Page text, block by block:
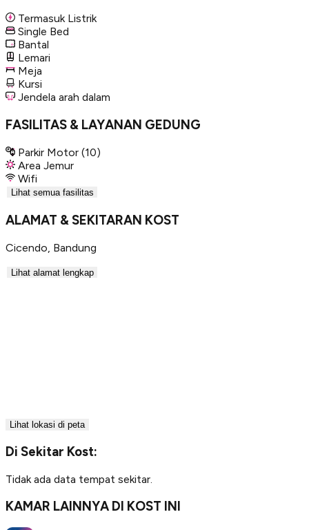
Termasuk Listrik
Single Bed
Bantal
Lemari
Meja
Kursi
Jendela arah dalam
FASILITAS & LAYANAN GEDUNG
Parkir Motor (10)
Area Jemur
Wifi
Lihat semua fasilitas
ALAMAT & SEKITARAN KOST
Cicendo Bandung
Lihat alamat lengkap
Lihat lokasi di peta
Di Sekitar Kost:
Tidak ada data tempat sekitar.
KAMAR LAINNYA DI KOST INI